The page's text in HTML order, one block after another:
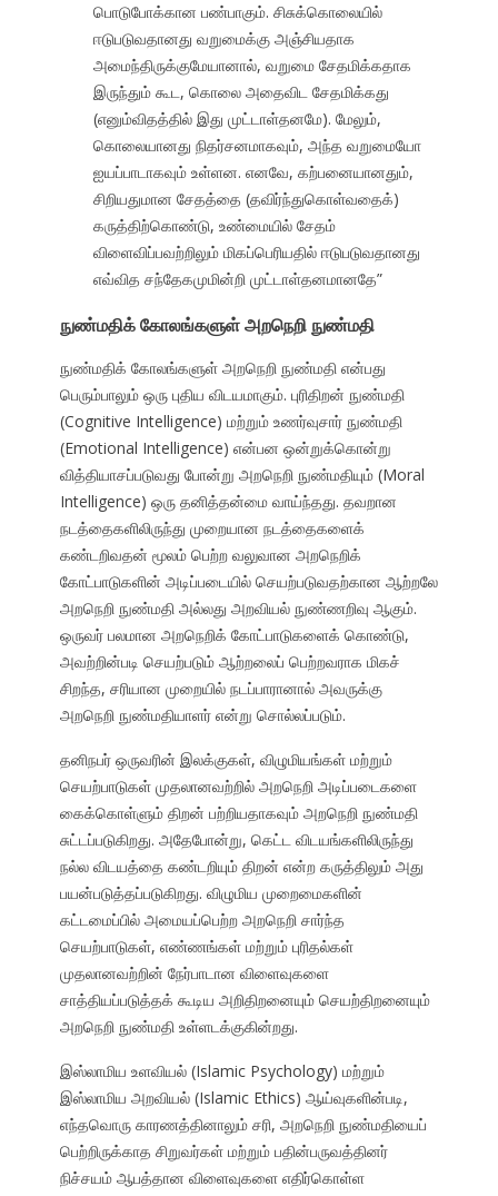
பொடுபோக்கான பண்பாகும். சிசுக்கொலையில்
ஈடுபடுவதானது வறுமைக்கு அஞ்சியதாக
அமைந்திருக்குமேயானால், வறுமை சேதமிக்கதாக
இருந்தும் கூட, கொலை அதைவிட சேதமிக்கது
(எனும்விதத்தில் இது முட்டாள்தனமே). மேலும்,
கொலையானது நிதர்சனமாகவும், அந்த வறுமையோ
ஐயப்பாடாகவும் உள்ளன. எனவே, கற்பனையானதும்,
சிறியதுமான சேதத்தை (தவிர்ந்துகொள்வதைக்)
கருத்திற்கொண்டு, உண்மையில் சேதம்
விளைவிப்பவற்றிலும் மிகப்பெரியதில் ஈடுபடுவதானது
எவ்வித சந்தேகமுமின்றி முட்டாள்தனமானதே”
நுண்மதிக் கோலங்களுள் அறநெறி நுண்மதி
நுண்மதிக் கோலங்களுள் அறநெறி நுண்மதி என்பது
பெரும்பாலும் ஒரு புதிய விடயமாகும். புரிதிறன் நுண்மதி
(Cognitive Intelligence) மற்றும் உணர்வுசார் நுண்மதி
(Emotional Intelligence) என்பன ஒன்றுக்கொன்று
வித்தியாசப்படுவது போன்று அறநெறி நுண்மதியும் (Moral
Intelligence) ஒரு தனித்தன்மை வாய்ந்தது. தவறான
நடத்தைகளிலிருந்து முறையான நடத்தைகளைக்
கண்டறிவதன் மூலம் பெற்ற வலுவான அறநெறிக்
கோட்பாடுகளின் அடிப்படையில் செயற்படுவதற்கான ஆற்றலே
அறநெறி நுண்மதி அல்லது அறவியல் நுண்ணறிவு ஆகும்.
ஒருவர் பலமான அறநெறிக் கோட்பாடுகளைக் கொண்டு,
அவற்றின்படி செயற்படும் ஆற்றலைப் பெற்றவராக மிகச்
சிறந்த, சரியான முறையில் நடப்பாரானால் அவருக்கு
அறநெறி நுண்மதியாளர் என்று சொல்லப்படும்.
தனிநபர் ஒருவரின் இலக்குகள், விழுமியங்கள் மற்றும்
செயற்பாடுகள் முதலானவற்றில் அறநெறி அடிப்படைகளை
கைக்கொள்ளும் திறன் பற்றியதாகவும் அறநெறி நுண்மதி
சுட்டப்படுகிறது. அதேபோன்று, கெட்ட விடயங்களிலிருந்து
நல்ல விடயத்தை கண்டறியும் திறன் என்ற கருத்திலும் அது
பயன்படுத்தப்படுகிறது. விழுமிய முறைமைகளின்
கட்டமைப்பில் அமையப்பெற்ற அறநெறி சார்ந்த
செயற்பாடுகள், எண்ணங்கள் மற்றும் புரிதல்கள்
முதலானவற்றின் நேர்பாடான விளைவுகளை
சாத்தியப்படுத்தக் கூடிய அறிதிறனையும் செயற்திறனையும்
அறநெறி நுண்மதி உள்ளடக்குகின்றது.
இஸ்லாமிய உளவியல் (Islamic Psychology) மற்றும்
இஸ்லாமிய அறவியல் (Islamic Ethics) ஆய்வுகளின்படி,
எந்தவொரு காரணத்தினாலும் சரி, அறநெறி நுண்மதியைப்
பெற்றிருக்காத சிறுவர்கள் மற்றும் பதின்பருவத்தினர்
நிச்சயம் ஆபத்தான விளைவுகளை எதிர்கொள்ள